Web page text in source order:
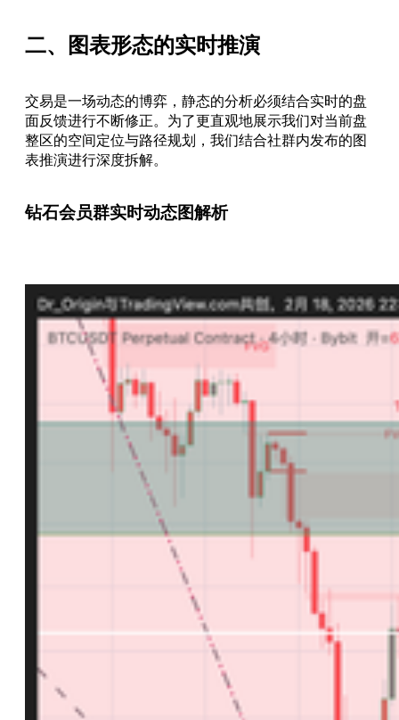
二、图表形态的实时推演
交易是一场动态的博弈，静态的分析必须结合实时的盘
面反馈进行不断修正。为了更直观地展示我们对当前盘
整区的空间定位与路径规划，我们结合社群内发布的图
表推演进行深度拆解。
钻石会员群实时动态图解析